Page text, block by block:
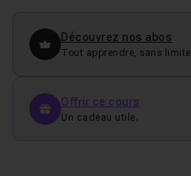
Découvrez nos abos
Tout apprendre, sans limite
Offrir ce cours
Un cadeau utile.